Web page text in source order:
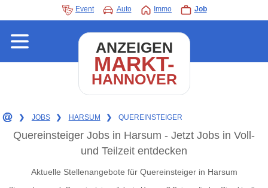
Event Auto Immo Job
ANZEIGEN
MARKT-
HANNOVER
❯ JOBS ❯ HARSUM ❯ QUEREINSTEIGER
Quereinsteiger Jobs in Harsum - Jetzt Jobs in Voll-
und Teilzeit entdecken
Aktuelle Stellenangebote für Quereinsteiger in Harsum